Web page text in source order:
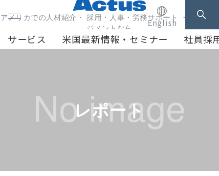
アメリカでの人材紹介・ 採用・人事・労務サポート ・人事マネ
ジメントなら
English
サービス 米国最新情報・セミナー 社員採
レポート